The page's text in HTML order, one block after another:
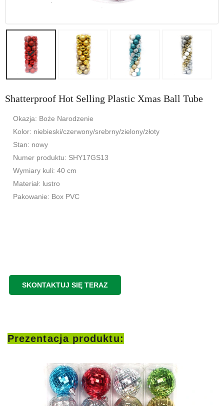
Shatterproof Hot Selling Plastic Xmas Ball Tube
Okazja: Boże Narodzenie
Kolor: niebieski/czerwony/srebrny/zielony/złoty
Stan: nowy
Numer produktu: SHY17GS13
Wymiary kuli: 40 cm
Materiał: lustro
Pakowanie: Box PVC
SKONTAKTUJ SIĘ TERAZ
Prezentacja produktu: